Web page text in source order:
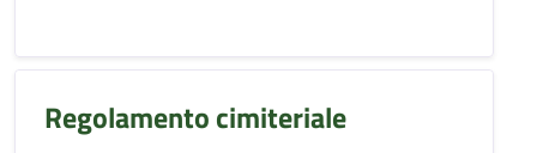
Regolamento cimiteriale